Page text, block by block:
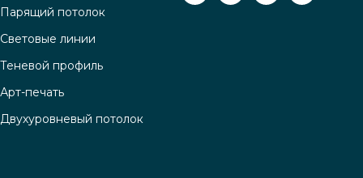
Парящий потолок
Световые линии
Теневой профиль
Арт-печать
Двухуровневый потолок